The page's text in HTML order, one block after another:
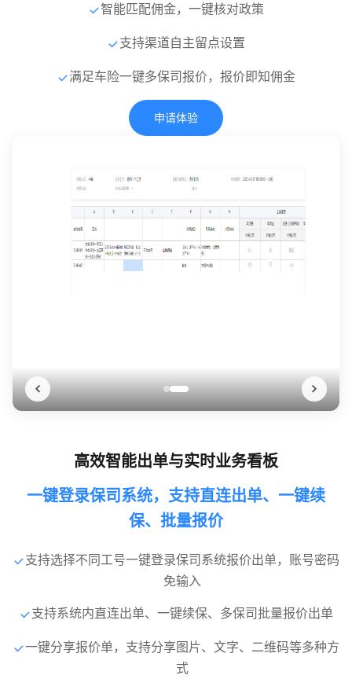
智能匹配佣金，一键核对政策
支持渠道自主留点设置
满足车险一键多保司报价，报价即知佣金
申请体验
高效智能出单与实时业务看板
一键登录保司系统，支持直连出单、一键续
保、批量报价
支持选择不同工号一键登录保司系统报价出单，账号密码
免输入
支持系统内直连出单、一键续保、多保司批量报价出单
一键分享报价单，支持分享图片、文字、二维码等多种方
式